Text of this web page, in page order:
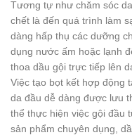
Tương tự như chăm sóc
chết là đến quá trình làm
dàng hấp thụ các dưỡng
dụng nước ấm hoặc lạnh
thoa dầu gội trực tiếp lên
Việc tạo bọt kết hợp động
da đầu dễ dàng được lưu
thể thực hiện việc gội đầu
sản phẩm chuyên dụng,